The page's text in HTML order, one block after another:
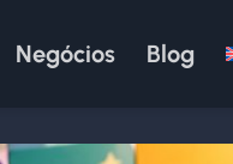
Negócios Blog